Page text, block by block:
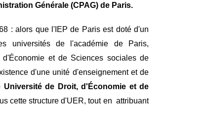
Générale (CPAG) de Paris.
: alors que l'IEP de Paris est doté d'un
universités de l'académie de Paris,
et de Sciences sociales de
d'une unité d'enseignement et de
Université de Droit, d'Économie et de
cette structure d'UER, tout en attribuant